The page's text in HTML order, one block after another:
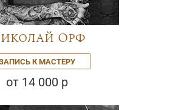
Орф
К МАСТЕРУ
от 14 000 р